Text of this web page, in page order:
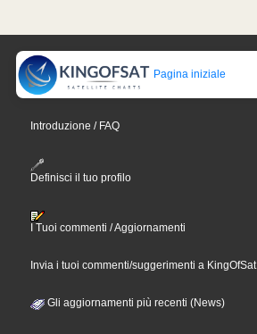
Pagina iniziale
Introduzione / FAQ
Definisci il tuo profilo
I Tuoi commenti / Aggiornamenti
Invia i tuoi commenti/suggerimenti a KingOfSat
Gli aggiornamenti più recenti (News)